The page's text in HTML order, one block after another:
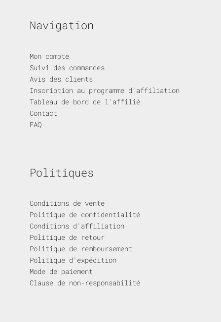
Navigation
Mon compte
Suivi des commandes
Avis des clients
Inscription au programme d'affiliation
Tableau de bord de l'affilié
Contact
FAQ
Politiques
Conditions de vente
Politique de confidentialité
Conditions d'affiliation
Politique de retour
Politique de remboursement
Politique d'expédition
Mode de paiement
Clause de non-responsabilité